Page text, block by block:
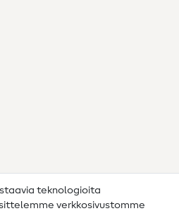
teknologioita
verkkosivustomme